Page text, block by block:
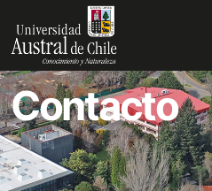
Contacto